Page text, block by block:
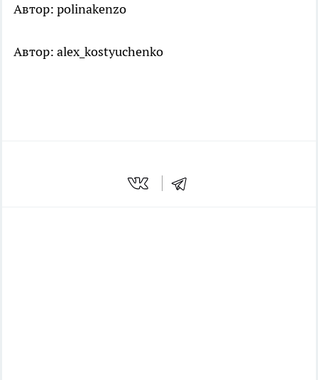
Автор: polinakenzo
Автор: alex_kostyuchenko